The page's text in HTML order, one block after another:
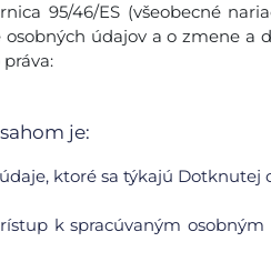
95/46/ES (všeobecné
osobných údajov a o zmene a
je:
ktoré sa týkajú Dotknutej
k spracúvaným